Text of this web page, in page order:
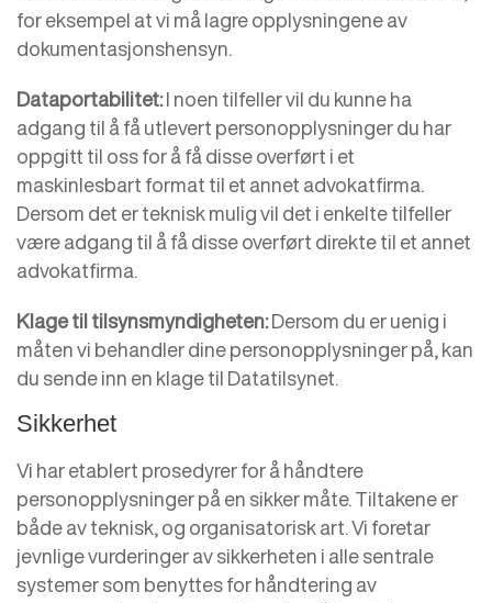
for eksempel at vi må lagre opplysningene av
dokumentasjonshensyn.
Dataportabilitet:I noen tilfeller vil du kunne ha
adgang til å få utlevert personopplysninger du har
oppgitt til oss for å få disse overført i et
maskinlesbart format til et annet advokatfirma.
Dersom det er teknisk mulig vil det i enkelte tilfeller
være adgang til å få disse overført direkte til et annet
advokatfirma.
Klage til tilsynsmyndigheten:Dersom du er uenig i
måten vi behandler dine personopplysninger på, kan
du sende inn en klage til Datatilsynet.
Sikkerhet
Vi har etablert prosedyrer for å håndtere
personopplysninger på en sikker måte. Tiltakene er
både av teknisk, og organisatorisk art. Vi foretar
jevnlige vurderinger av sikkerheten i alle sentrale
systemer som benyttes for håndtering av